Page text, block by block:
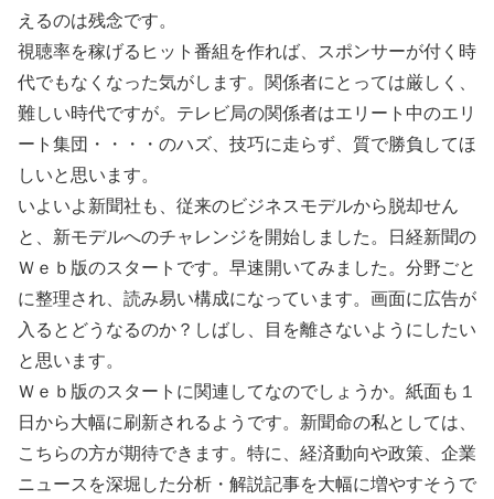
えるのは残念です。
視聴率を稼げるヒット番組を作れば、スポンサーが付く時
代でもなくなった気がします。関係者にとっては厳しく、
難しい時代ですが。テレビ局の関係者はエリート中のエリ
ート集団・・・・のハズ、技巧に走らず、質で勝負してほ
しいと思います。
いよいよ新聞社も、従来のビジネスモデルから脱却せん
と、新モデルへのチャレンジを開始しました。日経新聞の
Ｗｅｂ版のスタートです。早速開いてみました。分野ごと
に整理され、読み易い構成になっています。画面に広告が
入るとどうなるのか？しばし、目を離さないようにしたい
と思います。
Ｗｅｂ版のスタートに関連してなのでしょうか。紙面も１
日から大幅に刷新されるようです。新聞命の私としては、
こちらの方が期待できます。特に、経済動向や政策、企業
ニュースを深堀した分析・解説記事を大幅に増やすそうで